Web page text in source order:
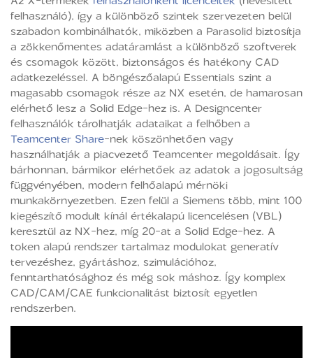
felhasználó), így a különböző szintek szervezeten belül
szabadon kombinálhatók, miközben a Parasolid biztosítja
a zökkenőmentes adatáramlást a különböző szoftverek
és csomagok között, biztonságos és hatékony CAD
adatkezeléssel. A böngészőalapú Essentials szint a
magasabb csomagok része az NX esetén, de hamarosan
elérhető lesz a Solid Edge-hez is. A Designcenter
felhasználók tárolhatják adataikat a felhőben a
Teamcenter Share-nek köszönhetően vagy
használhatják a piacvezető Teamcenter megoldásait. Így
bárhonnan, bármikor elérhetőek az adatok a jogosultság
függvényében, modern felhőalapú mérnöki
munkakörnyezetben. Ezen felül a Siemens több, mint 100
kiegészítő modult kínál értékalapú licencelésen (VBL)
keresztül az NX-hez, míg 20-at a Solid Edge-hez. A
token alapú rendszer tartalmaz modulokat generatív
tervezéshez, gyártáshoz, szimulációhoz,
fenntarthatósághoz és még sok máshoz. Így komplex
CAD/CAM/CAE funkcionalitást biztosít egyetlen
rendszerben.